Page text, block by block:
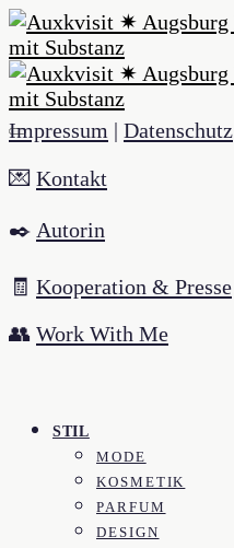
Impressum | Datenschutz
💌 Kontakt
✒️ Autorin
🧾 Kooperation & Presse
👥 Work With Me
STIL
MODE
KOSMETIK
PARFUM
DESIGN